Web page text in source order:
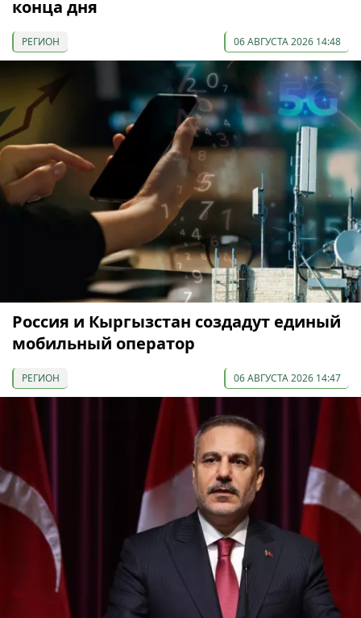
конца дня
РЕГИОН 06 АВГУСТА 2026 14:48
Россия и Кыргызстан создадут единый
мобильный оператор
РЕГИОН 06 АВГУСТА 2026 14:47